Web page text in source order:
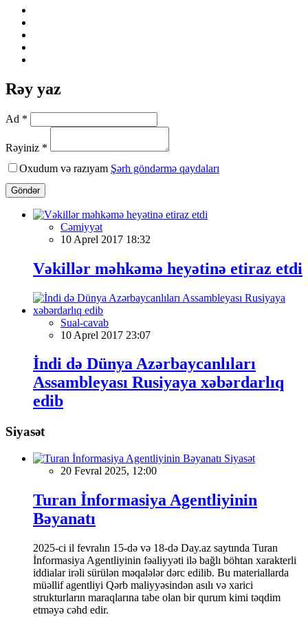
Rəy yaz
Ad *
Rəyiniz *
Oxudum və razıyam Şərh göndərmə qaydaları
Göndər
Cəmiyyət
10 Aprel 2017 18:32
Vəkillər məhkəmə heyətinə etiraz etdi
Sual-cavab
10 Aprel 2017 23:07
İndi də Dünya Azərbaycanlıları
Assambleyası Rusiyaya xəbərdarlıq
edib
Siyasət
Siyasət
20 Fevral 2025, 12:00
Turan İnformasiya Agentliyinin
Bəyanatı
2025-ci il fevralın 15-də və 18-də Day.az saytında Turan
İnformasiya Agentliyinin fəaliyyəti ilə bağlı böhtan xarakterli
iddialar irəli sürülən məqalələr dərc edilib. Bu materiallarda
müəllif agentliyi Qərb maliyyəsindən asılı və xarici
strukturların maraqlarına tabe olan bir qurum kimi təqdim
etməyə cəhd edir.